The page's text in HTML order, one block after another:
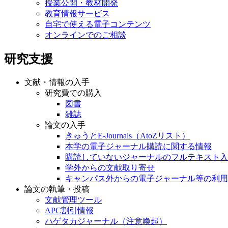
授業公開・教材開発
教育情報サービス
自宅で使える電子コンテンツ
オンラインでのご相談
研究支援
文献・情報の入手
研究費での購入
図書
雑誌
論文の入手
きゅうとE-Journals（AtoZリスト）
本学の電子ジャーナル購読に関する情報
購読していないジャーナルのフルテキスト
学外からの文献取り寄せ
キャンパス外からの電子ジャーナル等の利用
論文の執筆・投稿
文献管理ツール
APC割引情報
ハゲタカジャーナル（注意喚起）